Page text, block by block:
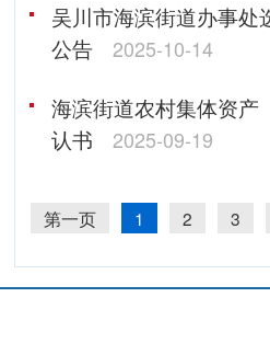
吴川市海滨街道办事处
公告
2025-10-14
海滨街道农村集体资产
认书
2025-09-19
第一页 1 2 3